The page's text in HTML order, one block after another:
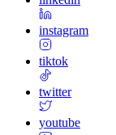
instagram
tiktok
twitter
youtube